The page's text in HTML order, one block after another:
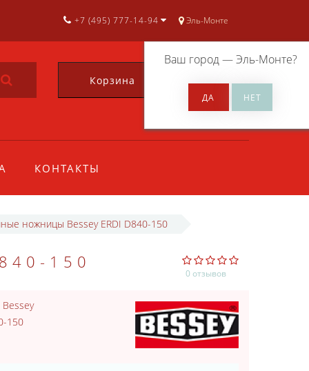
Эль-Монте
Ваш город —Эль-Монте?
+7 (495) 777-14-94
Корзина 0
КОНТАКТЫ
ножницы Bessey ERDI D840-150
150
0 отзывов
Bessey
150